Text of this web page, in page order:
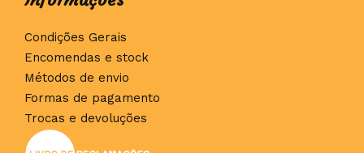
Condições Gerais
Encomendas e stock
Métodos de envio
Formas de pagamento
Trocas e devoluções